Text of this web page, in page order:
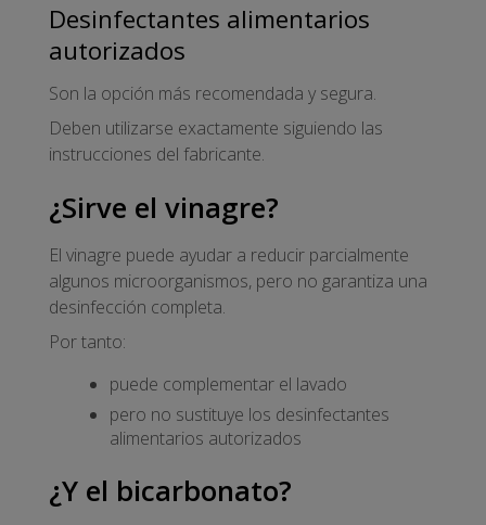
Desinfectantes alimentarios
autorizados
Son la opción más recomendada y segura.
Deben utilizarse exactamente siguiendo las
instrucciones del fabricante.
¿Sirve el vinagre?
El vinagre puede ayudar a reducir parcialmente
algunos microorganismos, pero no garantiza una
desinfección completa.
Por tanto:
puede complementar el lavado
pero no sustituye los desinfectantes
alimentarios autorizados
¿Y el bicarbonato?